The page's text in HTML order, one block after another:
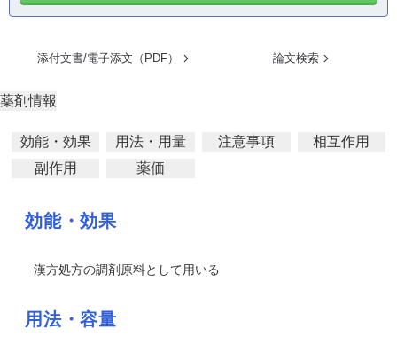
添付文書/電子添文（PDF） 論文検索
薬剤情報
効能・効果 用法・用量 注意事項
相互作用
副作用
薬価
効能・効果
漢方処方の調剤原料として用いる
用法・容量